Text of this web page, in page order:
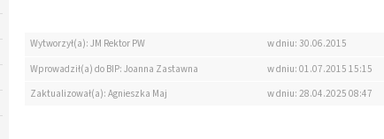
Wytworzył(a): JM Rektor PW
w dniu: 30.06.2015
Wprowadził(a) do BIP: Joanna Zastawna
w dniu: 01.07.2015 15:15
Zaktualizował(a): Agnieszka Maj
w dniu: 28.04.2025 08:47